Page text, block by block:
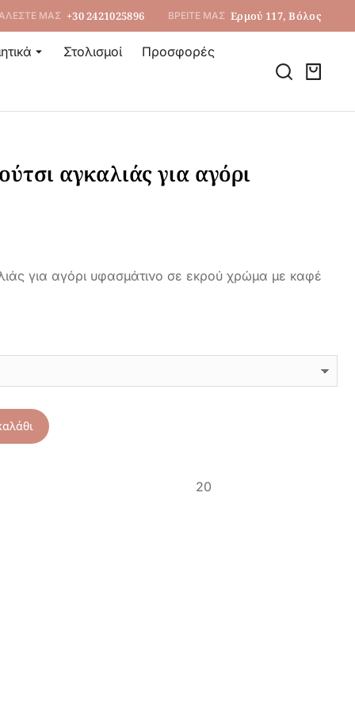
ΜΑΣ +30 2421025896 ΒΡΕΙΤΕ ΜΑΣ Ερμού 117, Βόλος
Στολισμοί Προσφορές
αγκαλιάς για αγόρι
για αγόρι υφασμάτινο σε εκρού χρώμα με καφέ
20